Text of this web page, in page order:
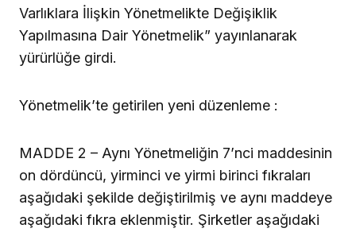
Varlıklara İlişkin Yönetmelikte Değişiklik
Yapılmasına Dair Yönetmelik” yayınlanarak
yürürlüğe girdi.
Yönetmelik’te getirilen yeni düzenleme :
MADDE 2 – Aynı Yönetmeliğin 7’nci maddesinin
on dördüncü, yirminci ve yirmi birinci fıkraları
aşağıdaki şekilde değiştirilmiş ve aynı maddeye
aşağıdaki fıkra eklenmiştir. Şirketler aşağıdaki